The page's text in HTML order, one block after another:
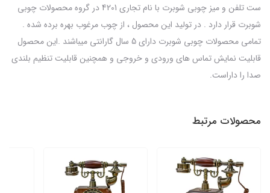
ست تلفن و میز چوبی شوبرت با نام تجاری 4201 در گروه محصولات چوبی
شوبرت قرار دارد . در تولید این محصول ، از چوب مرغوب بهره برده شده .
تمامی محصولات چوبی شوبرت دارای 5 سال گارانتی میباشند .این محصول
قابلیت نمایش تماس های ورودی و خروجی و همچنین قابلیت تنظیم بلندی
صدا را داراست.
محصولات مرتبط